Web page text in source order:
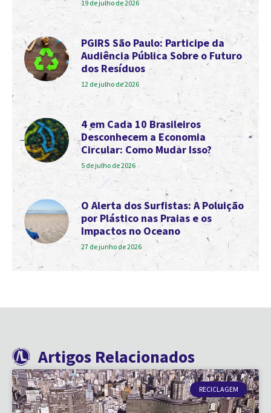
19 de julho de 2026
PGIRS São Paulo: Participe da
Audiência Pública Sobre o Futuro
dos Resíduos
12 de julho de 2026
4 em Cada 10 Brasileiros
Desconhecem a Economia
Circular: Como Mudar Isso?
5 de julho de 2026
O Alerta dos Surfistas: A Poluição
por Plástico nas Praias e os
Impactos no Oceano
27 de junho de 2026
Artigos Relacionados
RECICLAGEM